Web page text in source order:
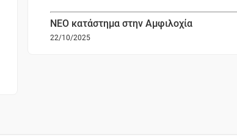
ΝΕΟ κατάστημα στην Αμφιλοχία
22/10/2025